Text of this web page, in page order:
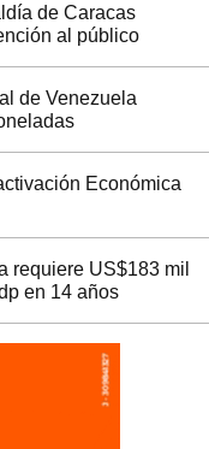
de Caracas
al público
de Venezuela
Económica
requiere US$183 mil
en 14 años